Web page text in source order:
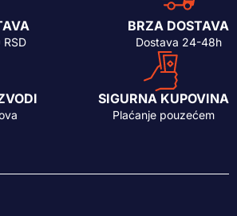
BRZA DOSTAVA
Dostava 24-48h
SIGURNA KUPOVINA
Plaćanje pouzećem